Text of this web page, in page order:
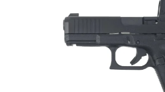
Fortele de Ordine Publica